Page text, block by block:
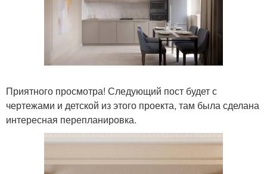
Приятного просмотра! Следующий пост будет с
чертежами и детской из этого проекта, там была сделана
интересная перепланировка.